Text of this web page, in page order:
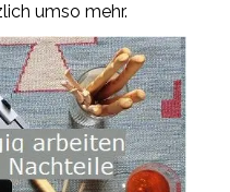
umso mehr.